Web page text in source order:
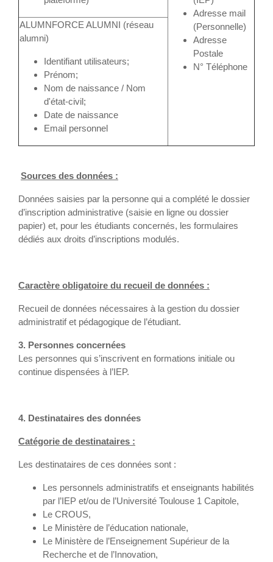
Adresse mail
(Personnelle)
Adresse
Postale
N° Téléphone
ALUMNFORCE ALUMNI (réseau
alumni)
Identifiant utilisateurs;
Prénom;
Nom de naissance / Nom
d'état-civil;
Date de naissance
Email personnel
Sources des données :
Données saisies par la personne qui a complété le dossier
d’inscription administrative (saisie en ligne ou dossier
papier) et, pour les étudiants concernés, les formulaires
dédiés aux droits d’inscriptions modulés.
Caractère obligatoire du recueil de données :
Recueil de données nécessaires à la gestion du dossier
administratif et pédagogique de l’étudiant.
3. Personnes concernées
Les personnes qui s’inscrivent en formations initiale ou
continue dispensées à l’IEP.
4. Destinataires des données
Catégorie de destinataires :
Les destinataires de ces données sont :
Les personnels administratifs et enseignants habilités
par l’IEP et/ou de l’Université Toulouse 1 Capitole,
Le CROUS,
Le Ministère de l’éducation nationale,
Le Ministère de l’Enseignement Supérieur de la
Recherche et de l’Innovation,